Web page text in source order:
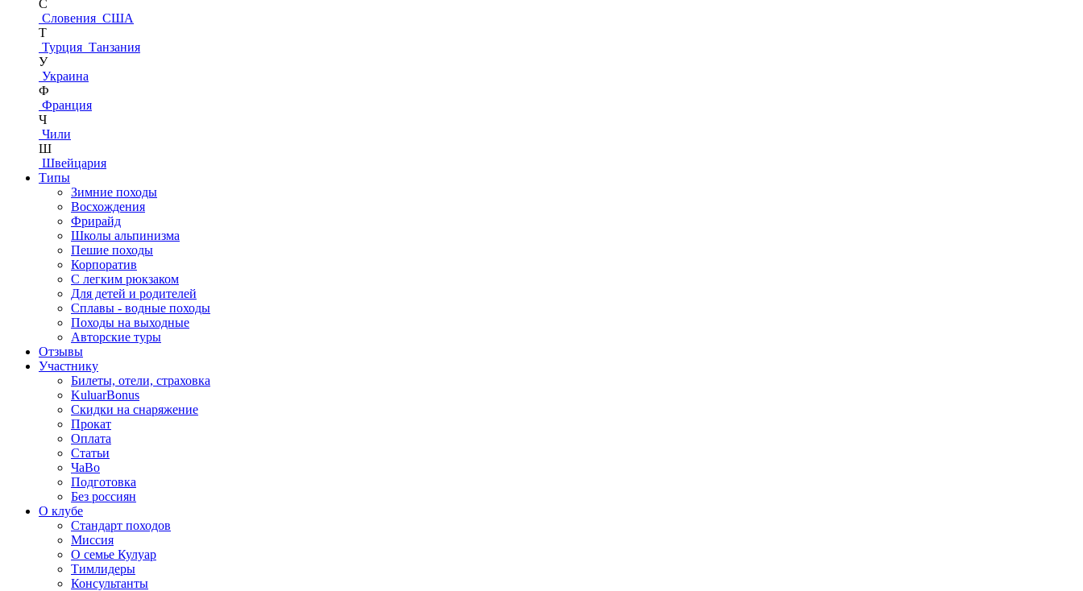
С
Словения США
Т
Турция Танзания
У
Украина
Ф
Франция
Ч
Чили
Ш
Швейцария
Типы
Зимние походы
Восхождения
Фрирайд
Школы альпинизма
Пешие походы
Корпоратив
С легким рюкзаком
Для детей и родителей
Сплавы - водные походы
Походы на выходные
Авторские туры
Отзывы
Участнику
Билеты, отели, страховка
KuluarBonus
Скидки на снаряжение
Прокат
Оплата
Статьи
ЧаВо
Подготовка
Без россиян
О клубе
Стандарт походов
Миссия
О семье Кулуар
Тимлидеры
Консультанты